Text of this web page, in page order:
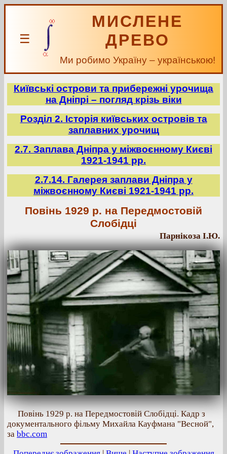
☰
МИСЛЕНЕ
ДРЕВО
Ми робимо Україну – українською!
Київські острови та прибережні урочища
на Дніпрі – погляд крізь віки
Розділ 2. Історія київських островів та
заплавних урочищ
2.7. Заплава Дніпра у міжвоєнному Києві
1921-1941 рр.
2.7.14. Галерея заплави Дніпра у
міжвоєнному Києві 1921-1941 рр.
Повінь 1929 р. на Передмостовій
Слобідці
Парнікоза І.Ю.
Повінь 1929 р. на Передмостовій Слобідці. Кадр з
документального фільму Михайла Кауфмана "Весной",
за bbc.com